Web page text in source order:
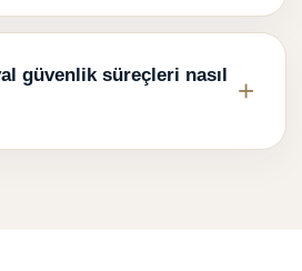
güvenlik süreçleri nasıl